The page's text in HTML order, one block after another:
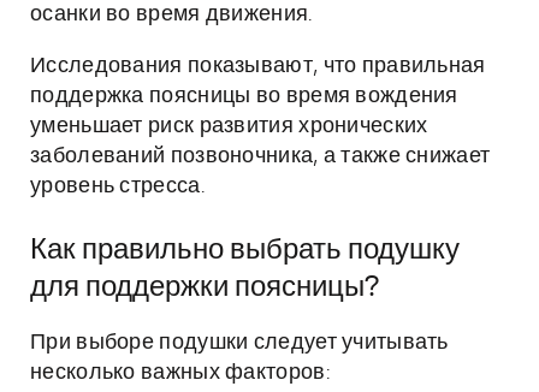
осанки во время движения.
Исследования показывают, что правильная
поддержка поясницы во время вождения
уменьшает риск развития хронических
заболеваний позвоночника, а также снижает
уровень стресса.
Как правильно выбрать подушку
для поддержки поясницы?
При выборе подушки следует учитывать
несколько важных факторов: